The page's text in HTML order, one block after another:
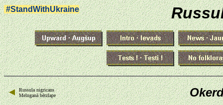
#StandWithUkraine
Russula nigricans
Melnganā bērzlape